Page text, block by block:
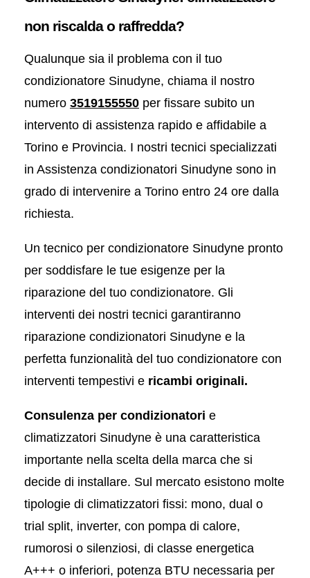
non riscalda o raffredda?
Qualunque sia il problema con il tuo
condizionatore Sinudyne, chiama il nostro
numero 3519155550 per fissare subito un
intervento di assistenza rapido e affidabile a
Torino e Provincia. I nostri tecnici specializzati
in Assistenza condizionatori Sinudyne sono in
grado di intervenire a Torino entro 24 ore dalla
richiesta.
Un tecnico per condizionatore Sinudyne pronto
per soddisfare le tue esigenze per la
riparazione del tuo condizionatore. Gli
interventi dei nostri tecnici garantiranno
riparazione condizionatori Sinudyne e la
perfetta funzionalità del tuo condizionatore con
interventi tempestivi e ricambi originali.
Consulenza per condizionatori e
climatizzatori Sinudyne è una caratteristica
importante nella scelta della marca che si
decide di installare. Sul mercato esistono molte
tipologie di climatizzatori fissi: mono, dual o
trial split, inverter, con pompa di calore,
rumorosi o silenziosi, di classe energetica
A+++ o inferiori, potenza BTU necessaria per